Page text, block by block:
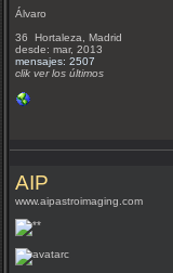
Álvaro
36 Hortaleza, Madrid
desde: mar, 2013
mensajes: 2507
clik ver los últimos
AIP
www.aipastroimaging.com